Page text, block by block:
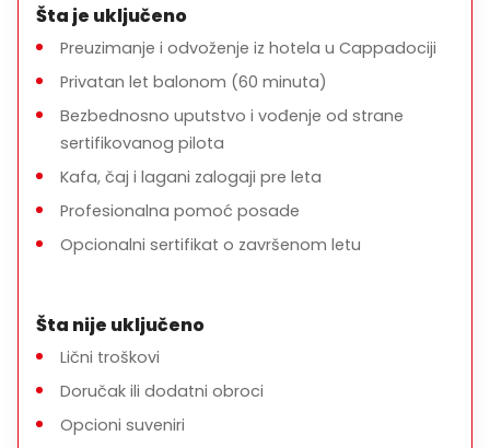
Šta je uključeno
Preuzimanje i odvoženje iz hotela u Cappadociji
Privatan let balonom (60 minuta)
Bezbednosno uputstvo i vođenje od strane
sertifikovanog pilota
Kafa, čaj i lagani zalogaji pre leta
Profesionalna pomoć posade
Opcionalni sertifikat o završenom letu
Šta nije uključeno
Lični troškovi
Doručak ili dodatni obroci
Opcioni suveniri